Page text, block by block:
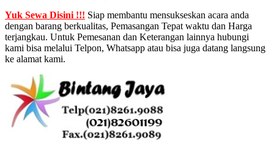
Yuk Sewa Disini !!! Siap membantu mensukseskan acara anda
dengan barang berkualitas, Pemasangan Tepat waktu dan Harga
terjangkau. Untuk Pemesanan dan Keterangan lainnya hubungi
kami bisa melalui Telpon, Whatsapp atau bisa juga datang langsung
ke alamat kami.